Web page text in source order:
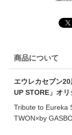
商品について
エウレカセブン
UP STORE」オ
Tribute to Eureka
TWON×by